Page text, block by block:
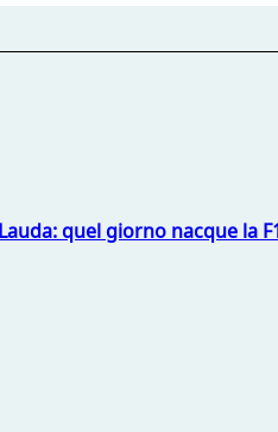
quel giorno nacque la